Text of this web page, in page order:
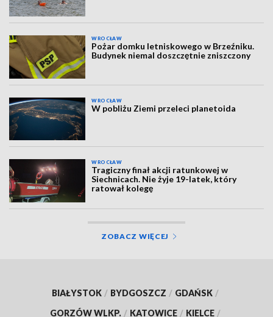
WROCŁAW
Pożar domku letniskowego w Brzeźniku.
Budynek niemal doszczętnie zniszczony
WROCŁAW
W pobliżu Ziemi przeleci planetoida
WROCŁAW
Tragiczny finał akcji ratunkowej w
Siechnicach. Nie żyje 19-latek, który
ratował kolegę
ZOBACZ WIĘCEJ
BIAŁYSTOK / BYDGOSZCZ / GDAŃSK /
GORZÓW WLKP. / KATOWICE / KIELCE /